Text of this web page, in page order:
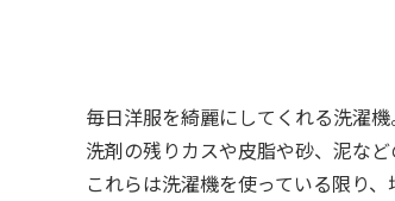
毎日洋服を綺麗にしてくれる洗濯
洗剤の残りカスや皮脂や砂、泥な
これらは洗濯機を使っている限り